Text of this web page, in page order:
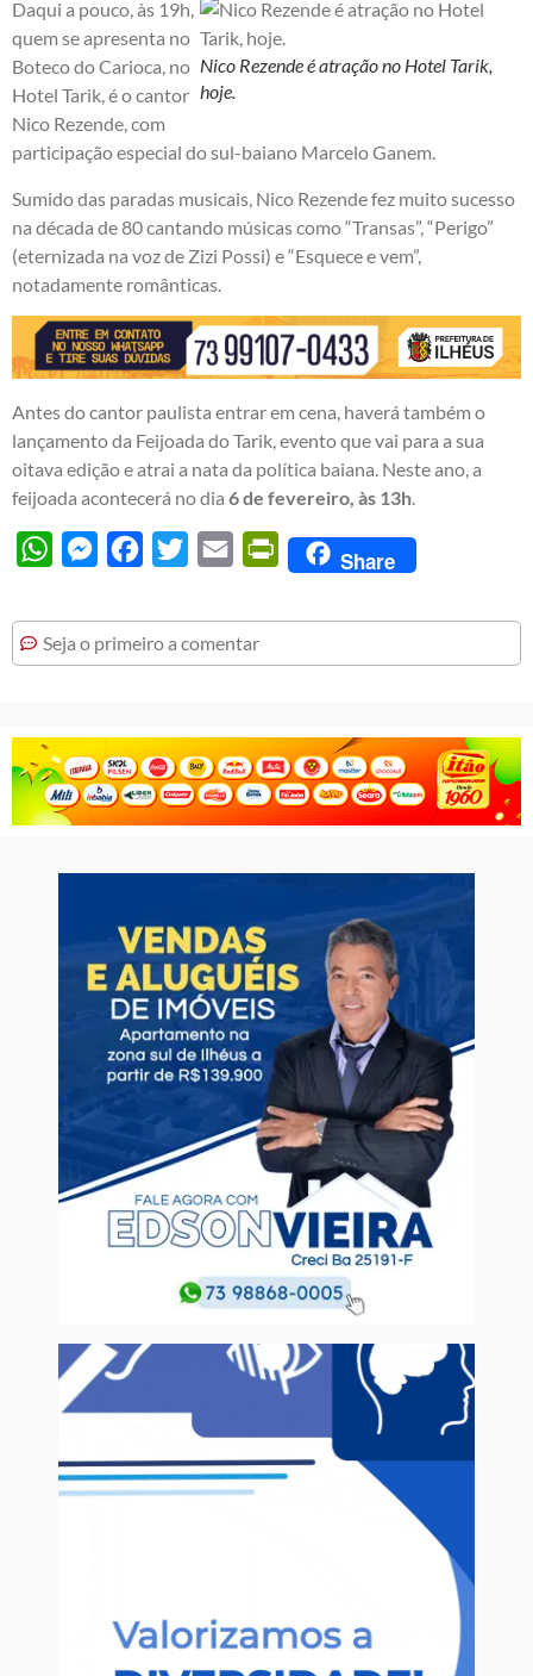
Nico Rezende é atração no Hotel Tarik,
hoje.
Daqui a pouco, às 19h,
quem se apresenta no
Boteco do Carioca, no
Hotel Tarik, é o cantor
Nico Rezende, com
participação especial do sul-baiano Marcelo Ganem.
Sumido das paradas musicais, Nico Rezende fez muito sucesso
na década de 80 cantando músicas como “Transas”, “Perigo”
(eternizada na voz de Zizi Possi) e “Esquece e vem”,
notadamente românticas.
Antes do cantor paulista entrar em cena, haverá também o
lançamento da Feijoada do Tarik, evento que vai para a sua
oitava edição e atrai a nata da política baiana. Neste ano, a
feijoada acontecerá no dia 6 de fevereiro, às 13h.
WhatsAppMessengerFacebook
Twitter Email PrintFriendly
Share
Seja o primeiro a comentar